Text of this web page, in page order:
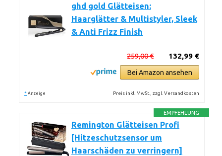
ghd gold Glätteisen:
Haarglätter & Multistyler, Sleek
& Anti Frizz Finish
132,99 €
259,00 €
Bei Amazon ansehen
* Anzeige Preis inkl. MwSt., zzgl. Versandkosten
EMPFEHLUNG
Remington Glätteisen Profi
[Hitzeschutzsensor um
Haarschäden zu verringern]